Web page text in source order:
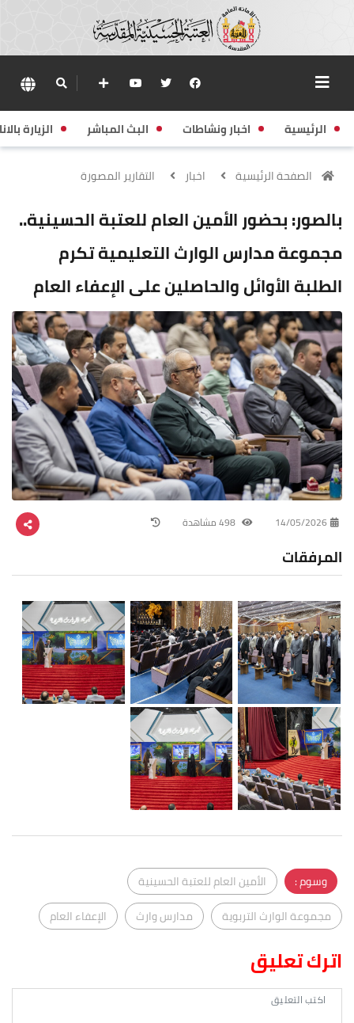
الرئيسية اخبار ونشاطات البث المباشر الزيارة
الصفحة الرئيسية اخبار التقارير المصورة
بالصور: بحضور الأمين العام للعتبة الحسينية..
مجموعة مدارس الوارث التعليمية تكرم
الطلبة الأوائل والحاصلين على الإعفاء العام
14/05/2026
المرفقات
وسوم :
الأمين العام للعتبة الحسينية
مجموعة الوارث التربوية
مدارس وارث الإعفاء العام
اترك تعليق